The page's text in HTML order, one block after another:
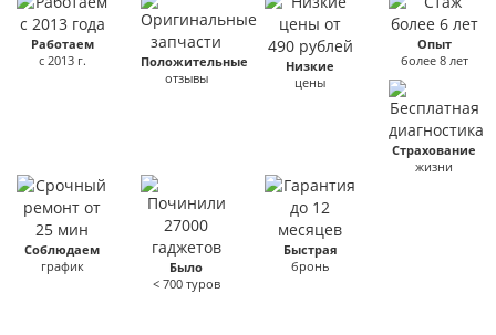
Работаем
с 2013 г.
Положительные
отзывы
Низкие
цены
Опыт
более 8 лет
Страхование
жизни
Соблюдаем
график
Было
< 700 туров
Быстрая
бронь